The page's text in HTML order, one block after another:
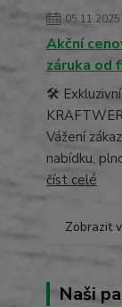
05.11.2025
Akční
záruka od
🛠️
Vážení
nabídku,
číst celé
Zobrazit
Naši